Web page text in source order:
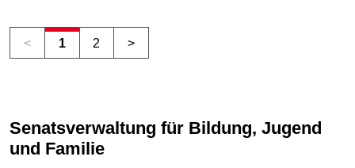
< 1 2 >
Senatsverwaltung für Bildung, Jugend
und Familie